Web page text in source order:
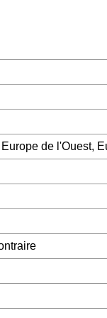
de l'Ouest,